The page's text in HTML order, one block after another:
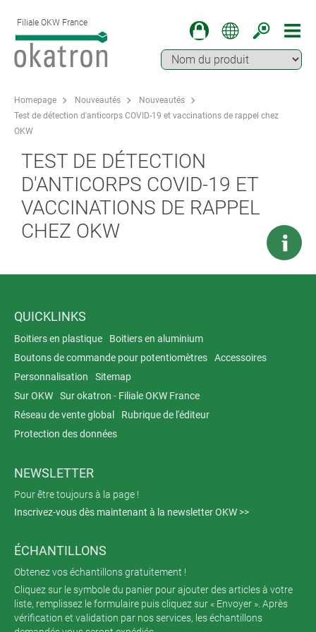
Filiale OKW France
Homepage Nouveautés
Nouveautés
Test de détection d'anticorps COVID-19 et vaccinations de rappel chez
OKW
TEST DE DÉTECTION
D'ANTICORPS COVID-19 ET
VACCINATIONS DE RAPPEL
CHEZ OKW
QUICKLINKS
Boitiers en plastique
Boitiers en aluminium
Boutons de commande pour potentiomètres
Accessoires
Personnalisation
Sitemap
Sur OKW
Sur okatron - Filiale OKW France
Réseau de vente global
Rubrique de l'éditeur
Protection des données
NEWSLETTER
Pour être toujours à la page !
Inscrivez-vous dès maintenant à la newsletter OKW >>
ÉCHANTILLONS
Obtenez vos échantillons gratuitement !
Cliquez sur le symbole du panier pour ajouter des articles à votre
liste, remplissez le formulaire puis cliquez sur « Envoyer ». Après
vérification et validation par nos services, les échantillons